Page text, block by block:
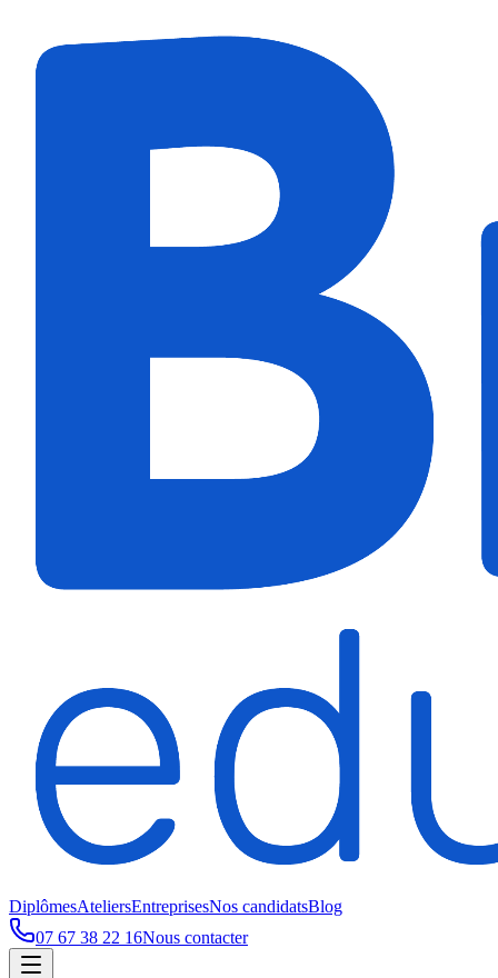
DiplômesAteliersEntreprisesNos candidatsBlog
07 67 38 22 16Nous contacter